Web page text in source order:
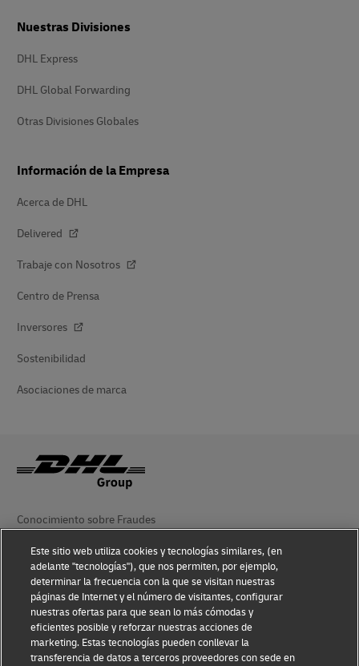
Nuestras Divisiones
DHL Express
DHL Global Forwarding
Otras Divisiones Globales
Información de la Empresa
Acerca de DHL
Delivered
Trabaje con Nosotros
Centro de Prensa
Inversores
Sostenibilidad
Asociaciones de marca
Conocimiento sobre Fraudes
Aviso Legal
Condiciones de Uso
Aviso de Privacidad
Información Adicional
Este sitio web utiliza cookies y tecnologías similares, (en
adelante "tecnologías"), que nos permiten, por ejemplo,
determinar la frecuencia con la que se visitan nuestras
páginas de Internet y el número de visitantes, configurar
nuestras ofertas para que sean lo más cómodas y
eficientes posible y reforzar nuestras acciones de
marketing. Estas tecnologías pueden conllevar la
transferencia de datos a terceros proveedores con sede en